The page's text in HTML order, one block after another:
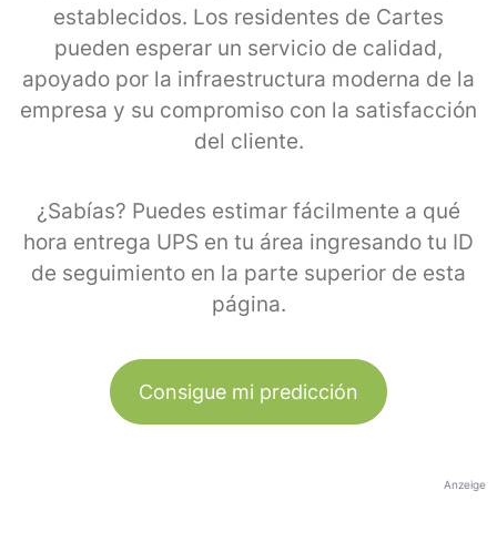
establecidos. Los residentes de Cartes
pueden esperar un servicio de calidad,
apoyado por la infraestructura moderna de la
empresa y su compromiso con la satisfacción
del cliente.
¿Sabías? Puedes estimar fácilmente a qué
hora entrega UPS en tu área ingresando tu ID
de seguimiento en la parte superior de esta
página.
Consigue mi predicción
Anzeige